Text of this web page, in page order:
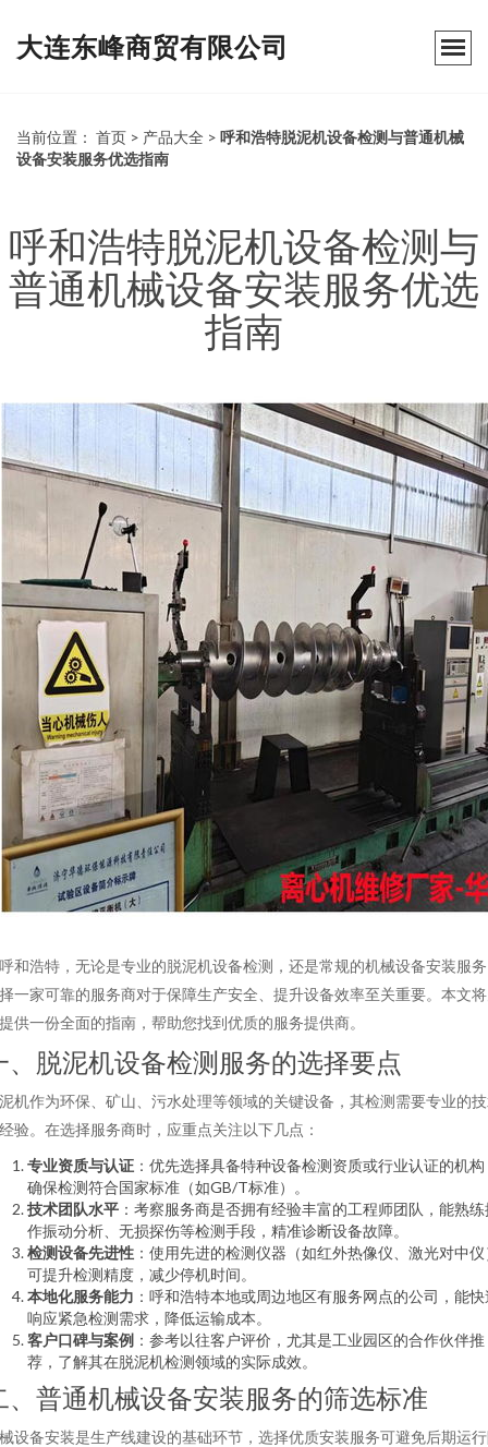
大连东峰商贸有限公司
当前位置： 首页 > 产品大全 > 呼和浩特脱泥机设备检测与普通机械
设备安装服务优选指南
呼和浩特脱泥机设备检测与
普通机械设备安装服务优选
指南
和浩特，无论是专业的脱泥机设备检测，还是常规的机械设备安装服
一家可靠的服务商对于保障生产安全、提升设备效率至关重要。本文
供一份全面的指南，帮助您找到优质的服务提供商。
、脱泥机设备检测服务的选择要点
机作为环保、矿山、污水处理等领域的关键设备，其检测需要专业的
验。在选择服务商时，应重点关注以下几点：
专业资质与认证 ：优先选择具备特种设备检测资质或行业认证的机构
确保检测符合国家标准（如GB/T标准）。
技术团队水平 ：考察服务商是否拥有经验丰富的工程师团队，能熟练
作振动分析、无损探伤等检测手段，精准诊断设备故障。
检测设备先进性 ：使用先进的检测仪器（如红外热像仪、激光对中仪
可提升检测精度，减少停机时间。
本地化服务能力 ：呼和浩特本地或周边地区有服务网点的公司，能快
响应紧急检测需求，降低运输成本。
客户口碑与案例 ：参考以往客户评价，尤其是工业园区的合作伙伴推
荐，了解其在脱泥机检测领域的实际成效。
、普通机械设备安装服务的筛选标准
设备安装是生产线建设的基础环节，选择优质安装服务可避免后期运